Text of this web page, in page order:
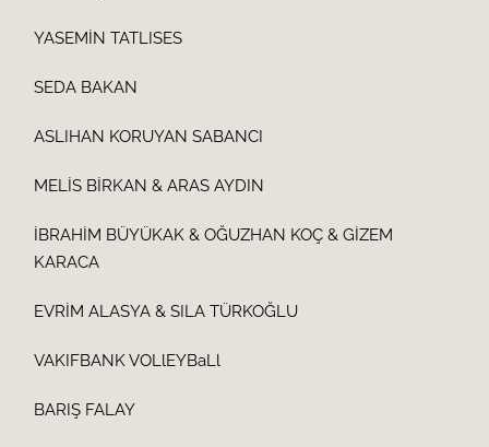
YASEMİN TATLISES
SEDA BAKAN
ASLIHAN KORUYAN SABANCI
MELİS BİRKAN & ARAS AYDIN
İBRAHİM BÜYÜKAK & OĞUZHAN KOÇ & GİZEM
KARACA
EVRİM ALASYA & SILA TÜRKOĞLU
VAKIFBANK VOLlEYBaLl
BARIŞ FALAY